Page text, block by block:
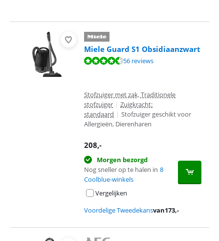
Miele Guard S1 Obsidiaanzwart
Beoordeling is 8,9 van de 10, gebaseerd op 56 reviews.
56 reviews
Stofzuiger met zak, Traditionele
stofzuiger | Zuigkracht:
standaard | Stofzuiger geschikt voor
Allergieën, Dierenharen
208,-
Morgen bezorgd
Nog sneller op te halen in 8
Coolblue-winkels
Vergelijken
Voordelige Tweedekansvan173,-